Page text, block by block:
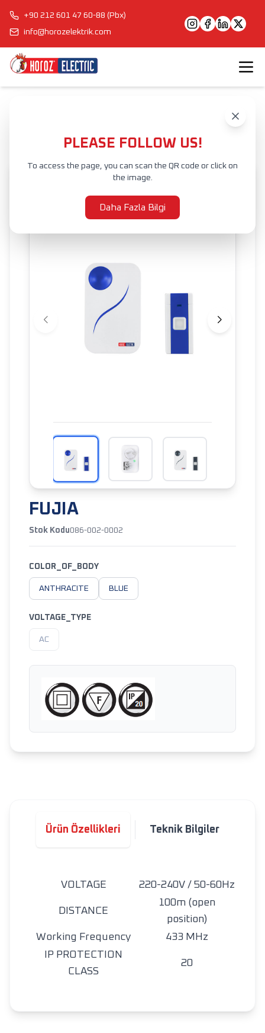
+90 212 601 47 60-88 (Pbx)
info@horozelektrik.com
PLEASE FOLLOW US!
To access the page, you can scan the QR code or click on
the image.
Daha Fazla Bilgi
FUJIA
Stok Kodu086-002-0002
COLOR_OF_BODY
ANTHRACITE BLUE
VOLTAGE_TYPE
AC
Ürün Özellikleri Teknik Bilgiler
VOLTAGE 220-240V / 50-60Hz
DISTANCE
100m (open
position)
Working Frequency
433 MHz
IP PROTECTION
CLASS
20